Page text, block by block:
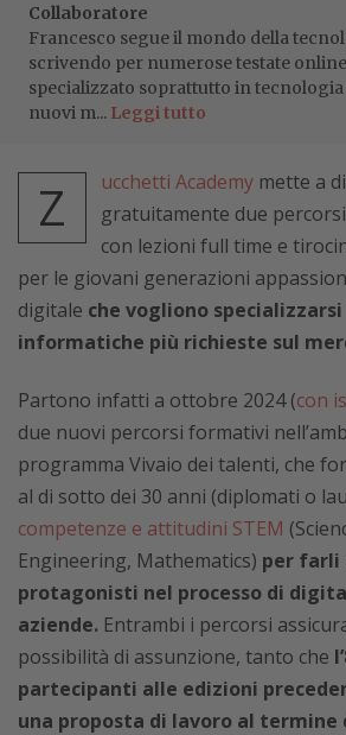
Collaboratore
Francesco segue il mondo della
scrivendo per numerose testate online
specializzato soprattutto in tecnologia
nuovi m... Leggi tutto
Z ucchetti Academy mette a
gratuitamente due
con lezioni full time e
per le giovani generazioni
digitale che vogliono
informatiche più richieste sul
Partono infatti a ottobre 2024 (con
due nuovi percorsi formativi
programma Vivaio dei talenti, che
al di sotto dei 30 anni (diplomati o
competenze e attitudini STEM
Engineering, Mathematics) per farli
protagonisti nel processo di
aziende. Entrambi i percorsi
possibilità di assunzione, tanto che
partecipanti alle edizioni
una proposta di lavoro al termine